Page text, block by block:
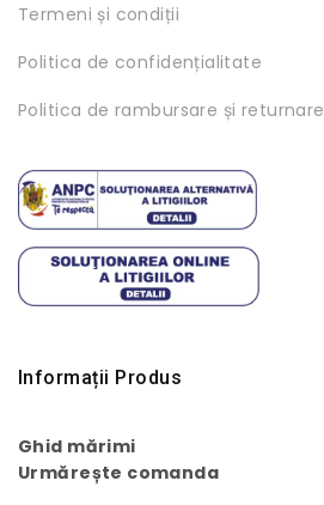
Termeni și condiții
Politica de confidențialitate
Politica de rambursare și returnare
Informații Produs
Ghid mărimi
Urmărește comanda